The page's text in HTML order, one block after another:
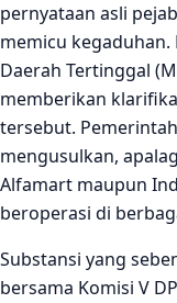
pernyataan asli
memicu
Daerah Tertinggal
memberikan
tersebut.
mengusulkan,
Alfamart maupun
beroperasi di
Substansi yang
bersama Komisi V